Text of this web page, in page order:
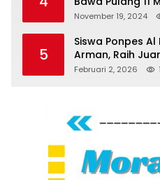
Emas dan 8
November 19, 2024
5
Siswa Ponpes
Arman, Raih
Putra di Riau
Februari 2, 2026